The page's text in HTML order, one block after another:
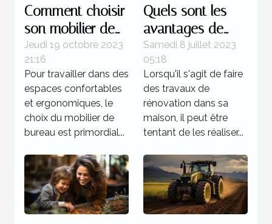
Comment choisir
son mobilier de
bureau ?
Jeudi 19 octobre 2023
21:16
Pour travailler dans des
espaces confortables
et ergonomiques, le
choix du mobilier de
bureau est primordial...
Quels sont les
avantages de
faire recours à un
expert pour la
rénovation de sa
maison ?
Samedi 8 juillet 2023
05:18
Lorsqu'il s'agit de faire
des travaux de
rénovation dans sa
maison, il peut être
tentant de les réaliser...